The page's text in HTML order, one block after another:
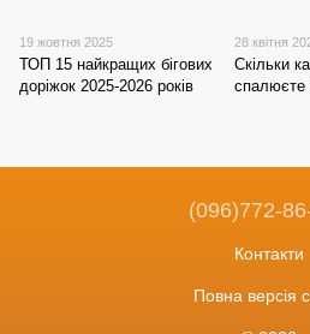
19 жовтня 2025
ТОП 15 найкращих бігових
доріжок 2025-2026 років
28 квітня
Скільки
спалюєте
(096)772-
Контакти
Повна версія